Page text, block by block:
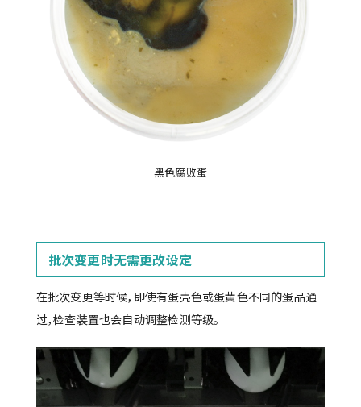
黑色腐败蛋
批次变更时无需更改设定
在批次变更等时候，即使有蛋壳色或蛋黄色不同的蛋品通
过，检查装置也会自动调整检测等级。